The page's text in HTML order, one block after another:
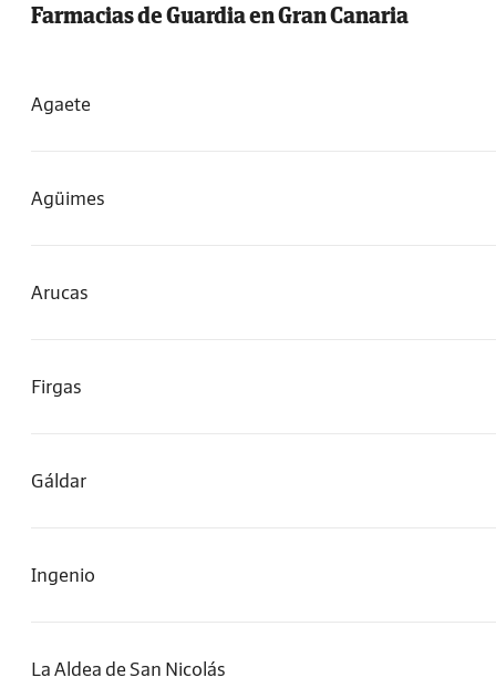
Farmacias de Guardia en Gran Canaria
Agaete
Agüimes
Arucas
Firgas
Gáldar
Ingenio
La Aldea de San Nicolás